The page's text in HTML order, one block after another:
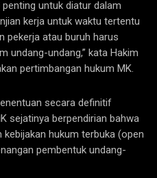
untuk diatur dalam
kerja untuk waktu tertentu
pekerja atau buruh harus
undang-undang,” kata Hakim
pertimbangan hukum MK.
secara definitif
sejatinya berpendirian bahwa
hukum terbuka (open
pembentuk undang-